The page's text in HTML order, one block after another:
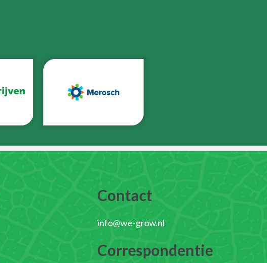
Contact
info@we-grow.nl
Correspondentie